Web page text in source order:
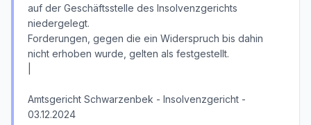
auf der Geschäftsstelle des Insolvenzgerichts
niedergelegt.
Forderungen, gegen die ein Widerspruch bis dahin
nicht erhoben wurde, gelten als festgestellt.
Amtsgericht Schwarzenbek - Insolvenzgericht -
03.12.2024